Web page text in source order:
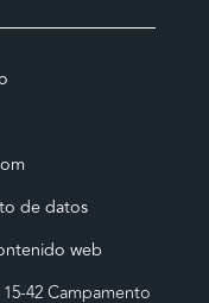
de datos
web
42 Campamento